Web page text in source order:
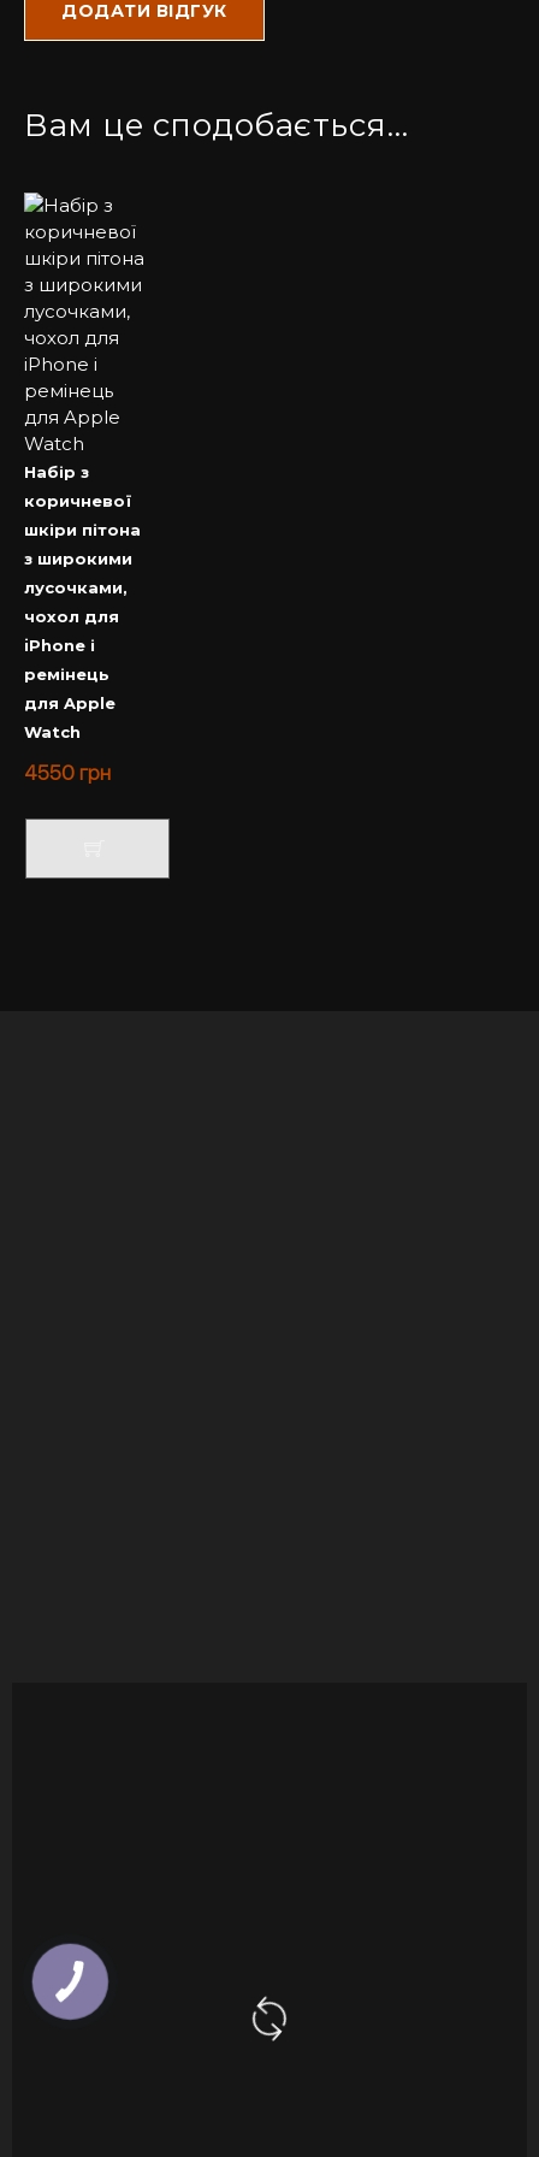
Купити чохол на Айфон у нас – завжди вигідно та
приємно.
Вам це сподобається…
Набір з
коричневої
шкіри пітона
з широкими
лусочками,
чохол для
iPhone і
ремінець
для Apple
Watch
4550 грн
КНОПКА
ЗВ'ЯЗКУ